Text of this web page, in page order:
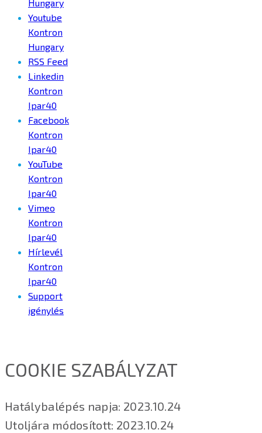
Hungary
Youtube
Kontron
Hungary
RSS Feed
Linkedin
Kontron
Ipar40
Facebook
Kontron
Ipar40
YouTube
Kontron
Ipar40
Vimeo
Kontron
Ipar40
Hírlevél
Kontron
Ipar40
Support
igénylés
COOKIE SZABÁLYZAT
Hatálybalépés napja: 2023.10.24
Utoljára módosított: 2023.10.24